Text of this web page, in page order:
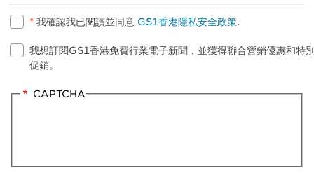
* 我確認我已閱讀並同意 GS1香港隱私安全政策.
我想訂閱GS1香港免費行業電子新聞，並獲得聯合營銷優惠和特
促銷。
CAPTCHA